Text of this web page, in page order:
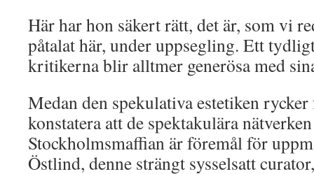
Här har hon säkert rätt, det är, som vi
påtalat här, under uppsegling. Ett
kritikerna blir alltmer generösa med
Medan den spekulativa estetiken
konstatera att de spektakulära
Stockholmsmaffian är föremål för
Östlind, denne strängt sysselsatt